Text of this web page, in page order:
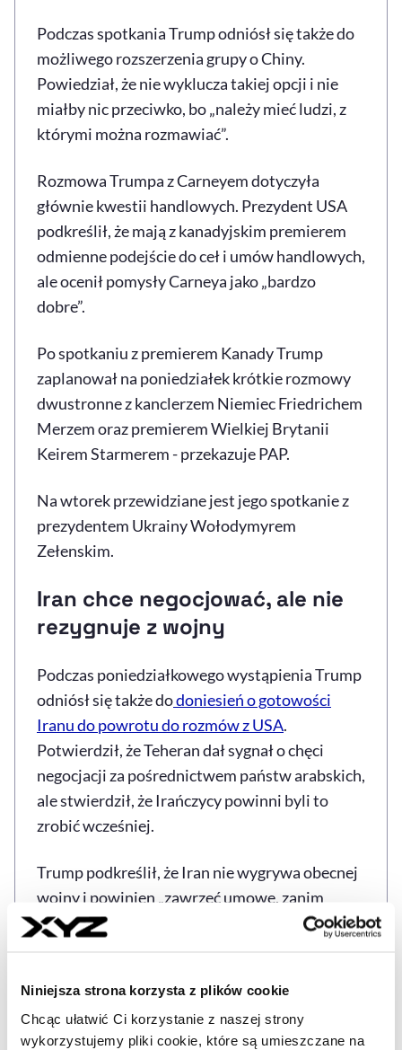
Niniejsza strona korzysta z plików cookie
Chcąc ułatwić Ci korzystanie z naszej strony
wykorzystujemy pliki cookie, które są umieszczane na
Podczas spotkania Trump odniósł się także do
możliwego rozszerzenia grupy o Chiny.
Powiedział, że nie wyklucza takiej opcji i nie
miałby nic przeciwko, bo „należy mieć ludzi, z
którymi można rozmawiać”.
Rozmowa Trumpa z Carneyem dotyczyła
głównie kwestii handlowych. Prezydent USA
podkreślił, że mają z kanadyjskim premierem
odmienne podejście do ceł i umów handlowych,
ale ocenił pomysły Carneya jako „bardzo
dobre”.
Po spotkaniu z premierem Kanady Trump
zaplanował na poniedziałek krótkie rozmowy
dwustronne z kanclerzem Niemiec Friedrichem
Merzem oraz premierem Wielkiej Brytanii
Keirem Starmerem - przekazuje PAP.
Na wtorek przewidziane jest jego spotkanie z
prezydentem Ukrainy Wołodymyrem
Zełenskim.
Iran chce negocjować, ale nie
rezygnuje z wojny
Podczas poniedziałkowego wystąpienia Trump
odniósł się także dodoniesień o gotowości
Iranu do powrotu do rozmów z USA.
Potwierdził, że Teheran dał sygnał o chęci
negocjacji za pośrednictwem państw arabskich,
ale stwierdził, że Irańczycy powinni byli to
zrobić wcześniej.
Trump podkreślił, że Iran nie wygrywa obecnej
wojny i powinien „zawrzeć umowę, zanim
będzie za późno”. Odmówił komentarza na
zawsze wspiera Izrael”.
Dotychczas Stany Zjednoczone pomagały